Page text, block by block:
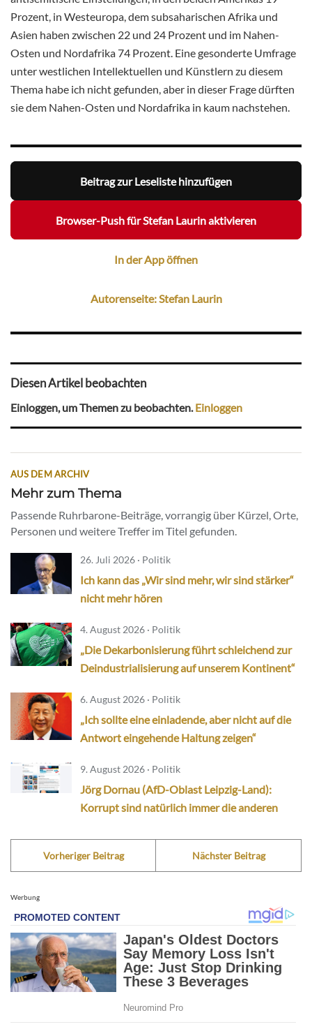
Prozent, in Westeuropa, dem subsaharischen Afrika und
Asien haben zwischen 22 und 24 Prozent und im Nahen-
Osten und Nordafrika 74 Prozent. Eine gesonderte Umfrage
unter westlichen Intellektuellen und Künstlern zu diesem
Thema habe ich nicht gefunden, aber in dieser Frage dürften
sie dem Nahen-Osten und Nordafrika in kaum nachstehen.
Beitrag zur Leseliste hinzufügen
Browser-Push für Stefan Laurin aktivieren
In der App öffnen
Autorenseite: Stefan Laurin
Diesen Artikel beobachten
Einloggen, um Themen zu beobachten.Einloggen
AUS DEM ARCHIV
Mehr zum Thema
Passende Ruhrbarone-Beiträge, vorrangig über Kürzel, Orte,
Personen und weitere Treffer im Titel gefunden.
26. Juli 2026 · Politik
Ich kann das „Wir sind mehr, wir sind stärker“
nicht mehr hören
4. August 2026 · Politik
„Die Dekarbonisierung führt schleichend zur
Deindustrialisierung auf unserem Kontinent“
6. August 2026 · Politik
„Ich sollte eine einladende, aber nicht auf die
Antwort eingehende Haltung zeigen“
9. August 2026 · Politik
Jörg Dornau (AfD-Oblast Leipzig-Land):
Korrupt sind natürlich immer die anderen
Vorheriger Beitrag Nächster Beitrag
Werbung